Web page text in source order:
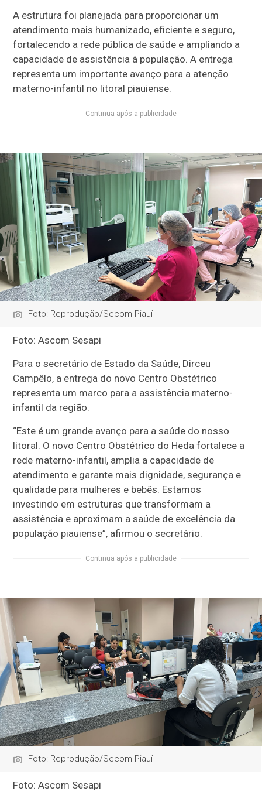
A estrutura foi planejada para proporcionar um
atendimento mais humanizado, eficiente e seguro,
fortalecendo a rede pública de saúde e ampliando a
capacidade de assistência à população. A entrega
representa um importante avanço para a atenção
materno-infantil no litoral piauiense.
Continua após a publicidade
Foto: Reprodução/Secom Piauí
Foto: Ascom Sesapi
Para o secretário de Estado da Saúde, Dirceu
Campêlo, a entrega do novo Centro Obstétrico
representa um marco para a assistência materno-
infantil da região.
“Este é um grande avanço para a saúde do nosso
litoral. O novo Centro Obstétrico do Heda fortalece a
rede materno-infantil, amplia a capacidade de
atendimento e garante mais dignidade, segurança e
qualidade para mulheres e bebês. Estamos
investindo em estruturas que transformam a
assistência e aproximam a saúde de excelência da
população piauiense”, afirmou o secretário.
Continua após a publicidade
Foto: Reprodução/Secom Piauí
Foto: Ascom Sesapi